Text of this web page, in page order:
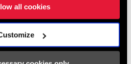
all cookies
Threaded Chainring